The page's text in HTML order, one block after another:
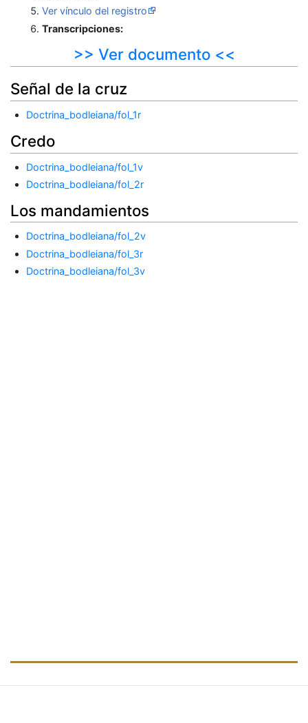
Ver vínculo del registro
Transcripciones:
>> Ver documento <<
Señal de la cruz
Doctrina_bodleiana/fol_1r
Credo
Doctrina_bodleiana/fol_1v
Doctrina_bodleiana/fol_2r
Los mandamientos
Doctrina_bodleiana/fol_2v
Doctrina_bodleiana/fol_3r
Doctrina_bodleiana/fol_3v